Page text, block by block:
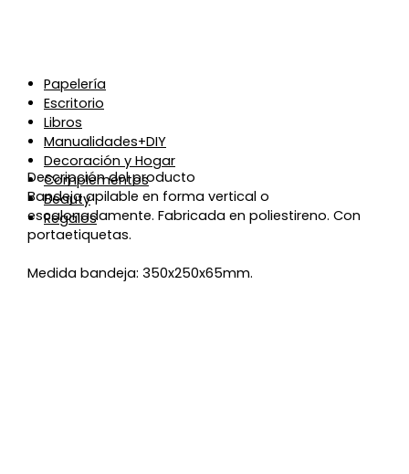
Papelería
Escritorio
Libros
Manualidades+DIY
Decoración y Hogar
Complementos
Beauty
Regalos
Descripción del producto
Bandeja apilable en forma vertical o
escalonadamente. Fabricada en poliestireno. Con
portaetiquetas.
Medida bandeja: 350x250x65mm.